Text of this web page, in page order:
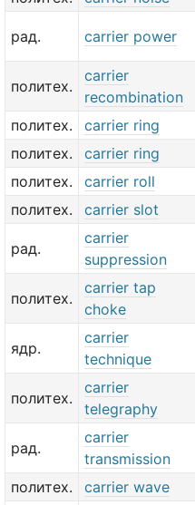
рад. carrier power
политех.
carrier
recombination
политех.
carrier ring
политех.
carrier ring
политех.
carrier roll
политех.
carrier slot
рад.
carrier
suppression
политех.
carrier tap
choke
ядр.
carrier
technique
политех.
carrier
telegraphy
рад.
carrier
transmission
политех.
carrier wave